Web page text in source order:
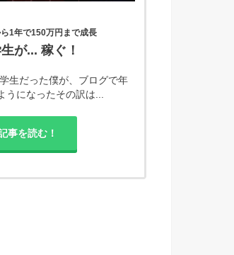
1年で150万円まで成長
が... 稼ぐ！
生だった僕が、ブログで年
うになったその訳は...
事を読む！